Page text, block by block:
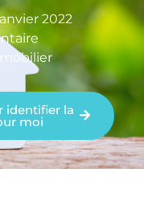
2022
identifier la
moi